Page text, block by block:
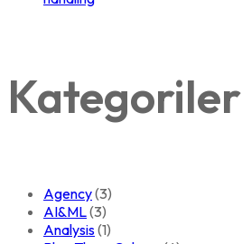
Kategoriler
Agency(3)
AI&ML(3)
Analysis(1)